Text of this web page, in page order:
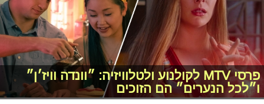
פרסי MTV לקולנוע ולטלוויזיה: ״וונדה וויז׳ן״
ו״לכל הנערים״ הם הזוכים